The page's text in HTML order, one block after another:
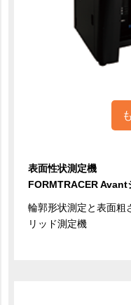
表面性状測定機
FORMTRACER Avant
輪郭形状測定と表面粗
リッド測定機